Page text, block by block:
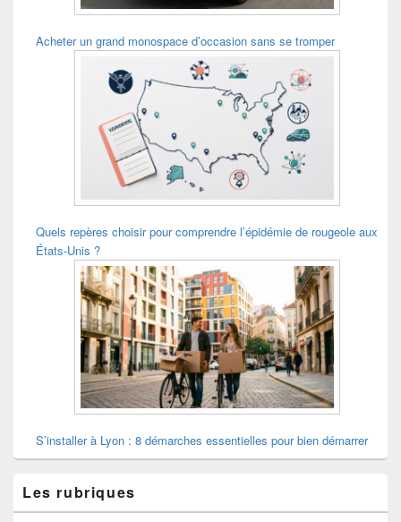
Acheter un grand monospace d’occasion sans se tromper
Quels repères choisir pour comprendre l’épidémie de rougeole aux
États-Unis ?
S’installer à Lyon : 8 démarches essentielles pour bien démarrer
Les rubriques